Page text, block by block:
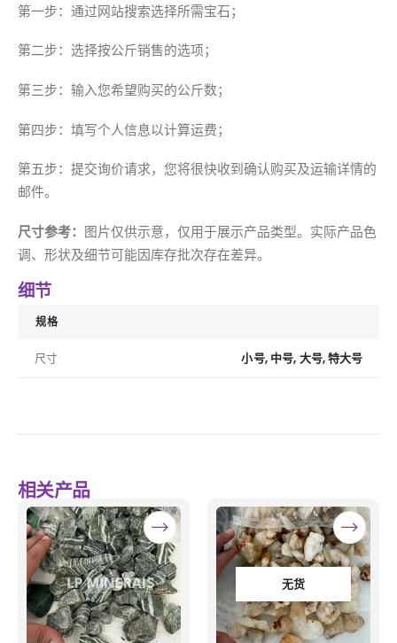
第一步：通过网站搜索选择所需宝石；
第二步：选择按公斤销售的选项；
第三步：输入您希望购买的公斤数；
第四步：填写个人信息以计算运费；
第五步：提交询价请求，您将很快收到确认购买及运输详情的
邮件。
尺寸参考： 图片仅供示意，仅用于展示产品类型。实际产品色
调、形状及细节可能因库存批次存在差异。
细节
规格
尺寸 小号, 中号, 大号, 特大号
相关产品
无货